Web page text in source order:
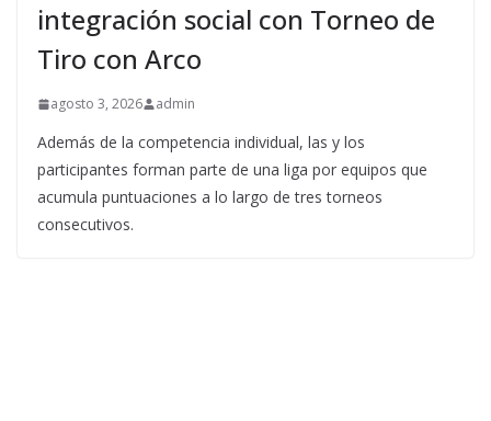
integración social con Torneo de
Tiro con Arco
agosto 3, 2026 admin
Además de la competencia individual, las y los
participantes forman parte de una liga por equipos que
acumula puntuaciones a lo largo de tres torneos
consecutivos.